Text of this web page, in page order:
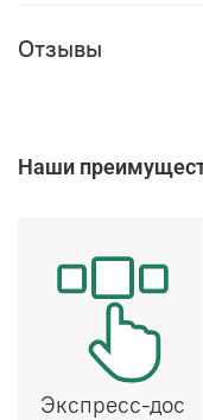
Отзывы
Наши
Экспресс-дос